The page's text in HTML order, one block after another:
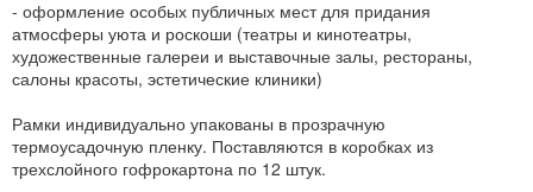
- оформление особых публичных мест для придания
атмосферы уюта и роскоши (театры и кинотеатры,
художественные галереи и выставочные залы, рестораны,
салоны красоты, эстетические клиники)
Рамки индивидуально упакованы в прозрачную
термоусадочную пленку. Поставляются в коробках из
трехслойного гофрокартона по 12 штук.